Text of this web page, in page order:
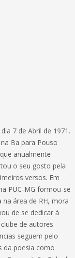
7 de Abril de 1971.
Ba para Pouso
anualmente
o seu gosto pela
versos. Em
PUC-MG formou-se
na área de RH, mora
de se dedicar à
de autores
seguem pelo
da poesia como